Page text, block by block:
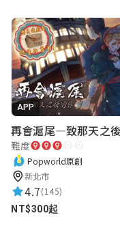
APP
難度
Popworld原創
新北市
4.7(145)
NT$300起